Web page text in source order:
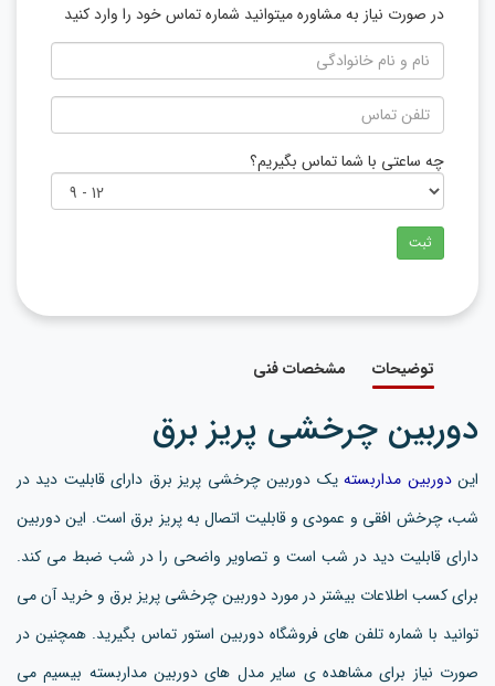
در صورت نیاز به مشاوره میتوانید شماره تماس خود را وارد کنید
چه ساعتی با شما تماس بگیریم؟
ثبت
توضیحات مشخصات فنی
دوربین چرخشی پریز برق
ایندوربین مداربستهیک دوربین چرخشی پریز برق دارای قابلیت دید در
شب، چرخش افقی و عمودی و قابلیت اتصال به پریز برق است. این دوربین
دارای قابلیت دید در شب است و تصاویر واضحی را در شب ضبط می کند.
برای کسب اطلاعات بیشتر در مورد دوربین چرخشی پریز برق و خرید آن می
توانید با شماره تلفن های فروشگاه دوربین استور تماس بگیرید. همچنین در
صورت نیاز برای مشاهده ی سایر مدل های دوربین مداربسته بیسیم می